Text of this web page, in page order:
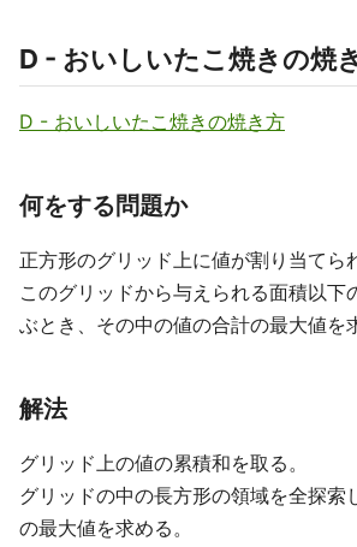
D - おいしいたこ焼きの焼
D - おいしいたこ焼きの焼き方
何をする問題か
正方形のグリッド上に値が割り当てら
このグリッドから与えられる面積以下
ぶとき、その中の値の合計の最大値を
解法
グリッド上の値の累積和を取る。
グリッドの中の長方形の領域を全探索
の最大値を求める。